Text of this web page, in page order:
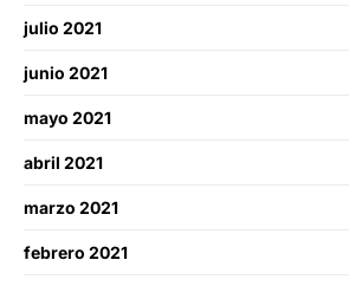
julio 2021
junio 2021
mayo 2021
abril 2021
marzo 2021
febrero 2021